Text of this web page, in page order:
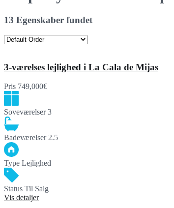
13 Egenskaber fundet
3-værelses lejlighed i La Cala de Mijas
Pris 749,000€
Soveværelser 3
Badeværelser 2.5
Type Lejlighed
Status Til Salg
Vis detaljer